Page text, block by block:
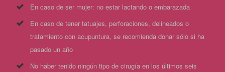
En caso de ser mujer: no estar lactando o embarazada
En caso de tener tatuajes, perforaciones, delineados o
tratamiento con acupuntura, se recomienda donar sólo si ha
pasado un año
No haber tenido ningún tipo de cirugía en los últimos seis